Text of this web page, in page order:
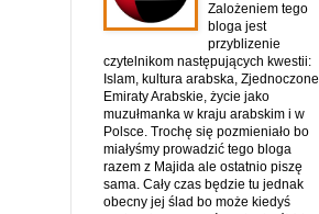
Zalożeniem tego
bloga jest
przyblizenie
czytelnikom następujących kwestii:
Islam, kultura arabska, Zjednoczone
Emiraty Arabskie, życie jako
muzułmanka w kraju arabskim i w
Polsce. Trochę się pozmieniało bo
miałyśmy prowadzić tego bloga
razem z Majida ale ostatnio piszę
sama. Cały czas będzie tu jednak
obecny jej ślad bo może kiedyś